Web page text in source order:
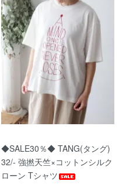
◆SALE30％◆ TANG(タング)
32/- 強撚天竺×コットンシルク
ローン Tシャツ